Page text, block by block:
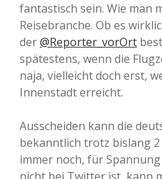
fantastisch sein. Wie man
Reisebranche. Ob es
der@Reporter_vorOrt
spätestens, wenn die
naja, vielleicht doch erst,
Innenstadt erreicht.
Ausscheiden kann die
bekanntlich trotz bislang 2
immer noch, für